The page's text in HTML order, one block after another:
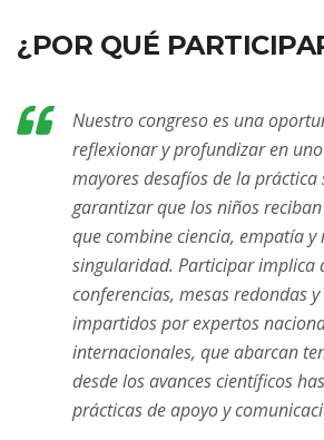
¿POR QUÉ
Nuestro congreso es una
reflexionar y profundizar en
mayores desafíos de la
garantizar que los niños
que combine ciencia, empatía y
singularidad. Participar implica
conferencias, mesas redondas
impartidos por expertos
internacionales, que abarcan
desde los avances científicos
prácticas de apoyo y